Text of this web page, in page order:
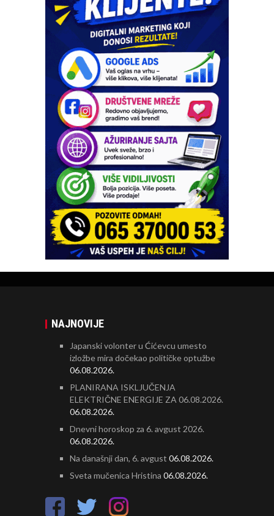
NAJNOVIJE
Japanski volonter u Ćićevcu umesto
izložbe mira dočekao političke optužbe
06.08.2026.
PLANIRANA ISKLJUČENJA
ELEKTRIČNE ENERGIJE ZA 06.08.2026.
06.08.2026.
Dnevni horoskop za 6. avgust 2026.
06.08.2026.
Na današnji dan, 6. avgust 06.08.2026.
Sveta mučenica Hristina 06.08.2026.